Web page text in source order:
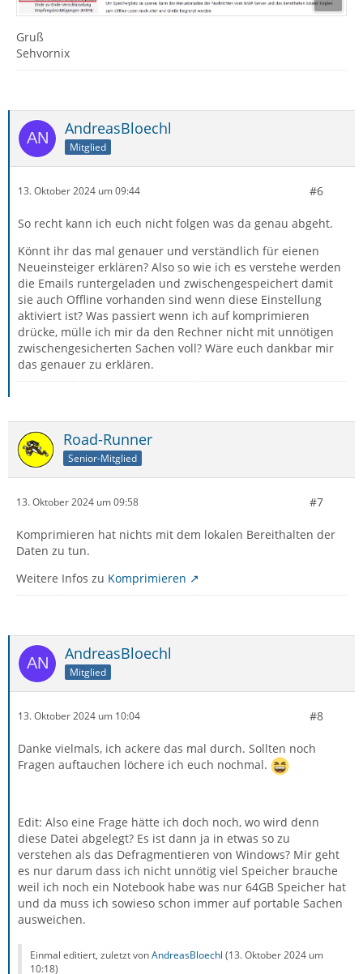
Gruß
Sehvornix
AndreasBloechl
Mitglied
13. Oktober 2024 um 09:44 #6
So recht kann ich euch nicht folgen was da genau abgeht.
Könnt ihr das mal genauer und verständlich für eienen
Neueinsteiger erklären? Also so wie ich es verstehe werden
die Emails runtergeladen und zwischengespeichert damit
sie auch Offline vorhanden sind wenn diese Einstellung
aktiviert ist? Was passiert wenn ich auf komprimieren
drücke, mülle ich mir da den Rechner nicht mit unnötigen
zwischengesicherten Sachen voll? Wäre euch dankbar mir
das genauer zu erklären.
Road-Runner
Senior-Mitglied
13. Oktober 2024 um 09:58 #7
Komprimieren hat nichts mit dem lokalen Bereithalten der
Daten zu tun.
Weitere Infos zu Komprimieren
AndreasBloechl
Mitglied
13. Oktober 2024 um 10:04 #8
Danke vielmals, ich ackere das mal durch. Sollten noch
Fragen auftauchen löchere ich euch nochmal.
Edit: Also eine Frage hätte ich doch noch, wo wird denn
diese Datei abgelegt? Es ist dann ja in etwas so zu
verstehen als das Defragmentieren von Windows? Mir geht
es nur darum dass ich nicht unnötig viel Speicher brauche
weil ich noch ein Notebook habe was nur 64GB Speicher hat
und da muss ich sowieso schon immer auf portable Sachen
ausweichen.
Einmal editiert, zuletzt vonAndreasBloechl (13. Oktober 2024 um
10:18)